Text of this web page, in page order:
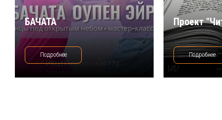
БАЧАТА
Подробнее
Проект
Подробнее